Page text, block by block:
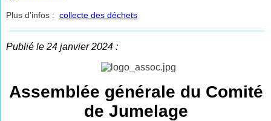
Plus d'infos :collecte des déchets
Publié le 24 janvier 2024 :
Assemblée générale du Comité
de Jumelage